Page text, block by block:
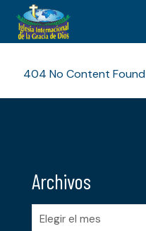
404 No Content Found
Archivos
Archivos